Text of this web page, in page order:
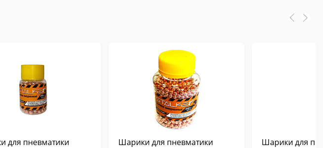
для пневматики
Шарики для пневматики
Шарики для